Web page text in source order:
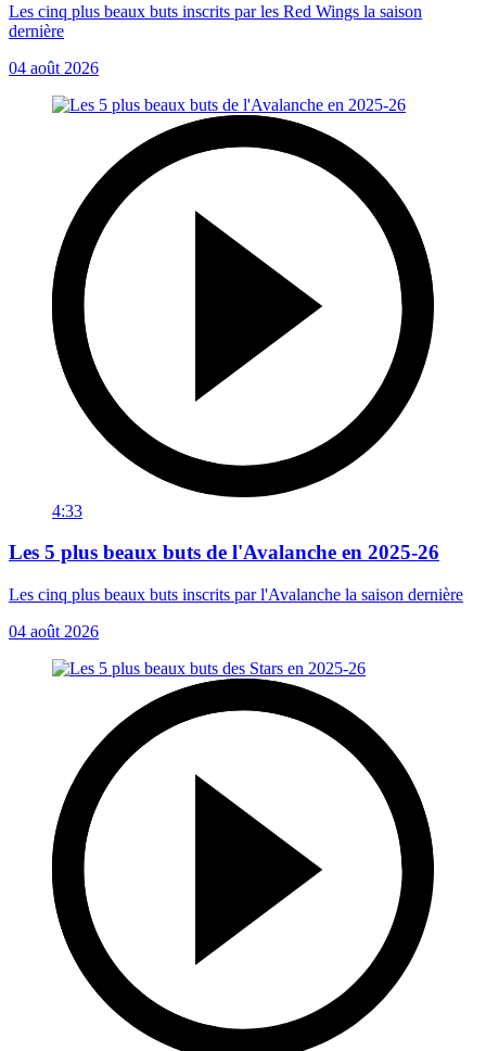
Les cinq plus beaux buts inscrits par les Red Wings la saison
dernière
04 août 2026
4:33
Les 5 plus beaux buts de l'Avalanche en 2025-26
Les cinq plus beaux buts inscrits par l'Avalanche la saison dernière
04 août 2026